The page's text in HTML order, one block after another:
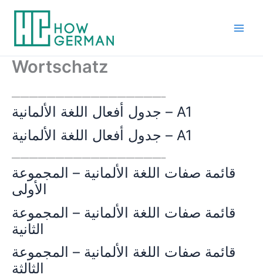
content
Wortschatz
—————————————————–
جدول أفعال اللغة الألمانية – A1
جدول أفعال اللغة الألمانية – A1
—————————————————–
قائمة صفات اللغة الألمانية – المجموعة
الأولى
قائمة صفات اللغة الألمانية – المجموعة
الثانية
قائمة صفات اللغة الألمانية – المجموعة
الثالثة